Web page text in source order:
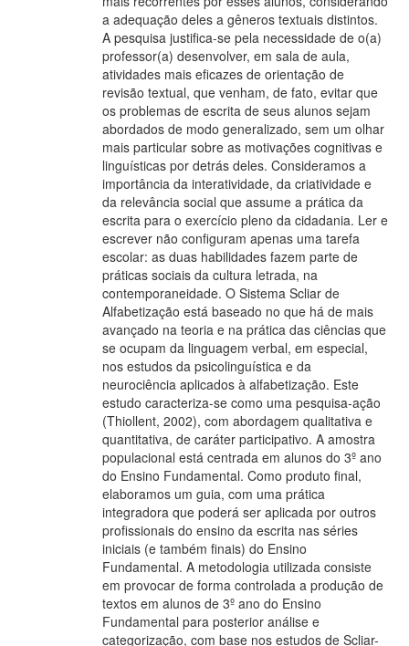
a adequação deles a gêneros textuais distintos.
A pesquisa justifica-se pela necessidade de o(a)
professor(a) desenvolver, em sala de aula,
atividades mais eficazes de orientação de
revisão textual, que venham, de fato, evitar que
os problemas de escrita de seus alunos sejam
abordados de modo generalizado, sem um olhar
mais particular sobre as motivações cognitivas e
linguísticas por detrás deles. Consideramos a
importância da interatividade, da criatividade e
da relevância social que assume a prática da
escrita para o exercício pleno da cidadania. Ler e
escrever não configuram apenas uma tarefa
escolar: as duas habilidades fazem parte de
práticas sociais da cultura letrada, na
contemporaneidade. O Sistema Scliar de
Alfabetização está baseado no que há de mais
avançado na teoria e na prática das ciências que
se ocupam da linguagem verbal, em especial,
nos estudos da psicolinguística e da
neurociência aplicados à alfabetização. Este
estudo caracteriza-se como uma pesquisa-ação
(Thiollent, 2002), com abordagem qualitativa e
quantitativa, de caráter participativo. A amostra
populacional está centrada em alunos do 3º ano
do Ensino Fundamental. Como produto final,
elaboramos um guia, com uma prática
integradora que poderá ser aplicada por outros
profissionais do ensino da escrita nas séries
iniciais (e também finais) do Ensino
Fundamental. A metodologia utilizada consiste
em provocar de forma controlada a produção de
textos em alunos de 3º ano do Ensino
Fundamental para posterior análise e
categorização, com base nos estudos de Scliar-